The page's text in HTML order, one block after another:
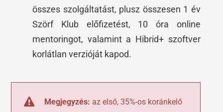
összes szolgáltatást, plusz összesen 1 év
Szörf Klub előfizetést, 10 óra online
mentoringot, valamint a Hibrid+ szoftver
korlátlan verzióját kapod.
Megjegyzés: az első, 35%-os koránkelő